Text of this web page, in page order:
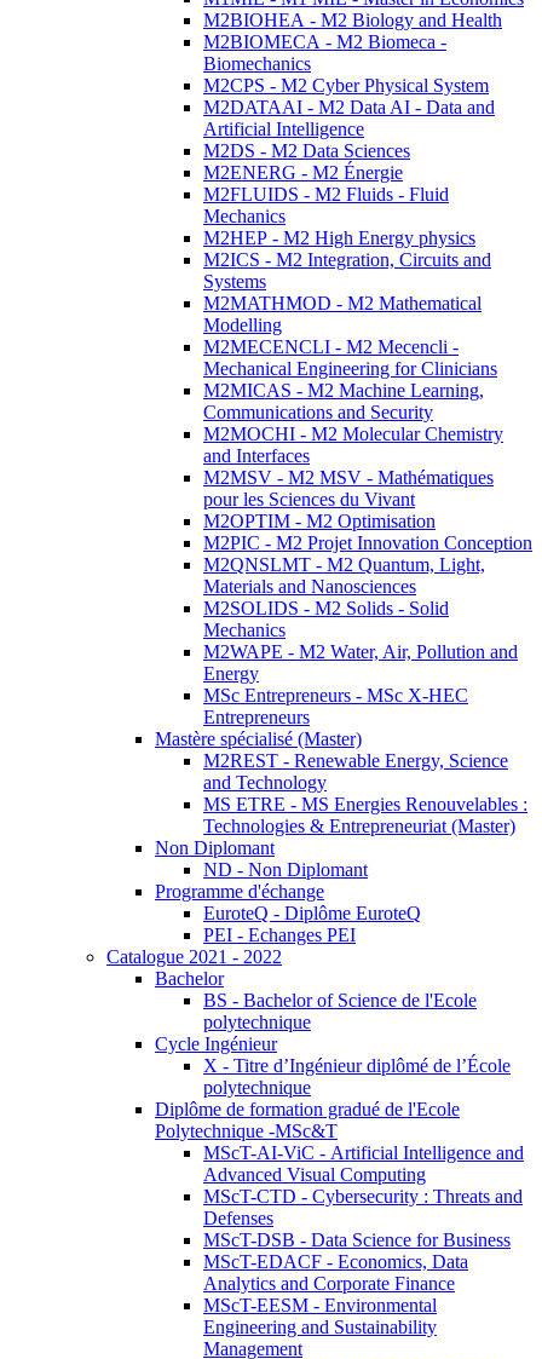
M2BIOHEA - M2 Biology and Health
M2BIOMECA - M2 Biomeca -
Biomechanics
M2CPS - M2 Cyber Physical System
M2DATAAI - M2 Data AI - Data and
Artificial Intelligence
M2DS - M2 Data Sciences
M2ENERG - M2 Énergie
M2FLUIDS - M2 Fluids - Fluid
Mechanics
M2HEP - M2 High Energy physics
M2ICS - M2 Integration, Circuits and
Systems
M2MATHMOD - M2 Mathematical
Modelling
M2MECENCLI - M2 Mecencli -
Mechanical Engineering for Clinicians
M2MICAS - M2 Machine Learning,
Communications and Security
M2MOCHI - M2 Molecular Chemistry
and Interfaces
M2MSV - M2 MSV - Mathématiques
pour les Sciences du Vivant
M2OPTIM - M2 Optimisation
M2PIC - M2 Projet Innovation Conception
M2QNSLMT - M2 Quantum, Light,
Materials and Nanosciences
M2SOLIDS - M2 Solids - Solid
Mechanics
M2WAPE - M2 Water, Air, Pollution and
Energy
MSc Entrepreneurs - MSc X-HEC
Entrepreneurs
Mastère spécialisé (Master)
M2REST - Renewable Energy, Science
and Technology
MS ETRE - MS Energies Renouvelables :
Technologies & Entrepreneuriat (Master)
Non Diplomant
ND - Non Diplomant
Programme d'échange
EuroteQ - Diplôme EuroteQ
PEI - Echanges PEI
Catalogue 2021 - 2022
Bachelor
BS - Bachelor of Science de l'Ecole
polytechnique
Cycle Ingénieur
X - Titre d’Ingénieur diplômé de l’École
polytechnique
Diplôme de formation gradué de l'Ecole
Polytechnique -MSc&T
MScT-AI-ViC - Artificial Intelligence and
Advanced Visual Computing
MScT-CTD - Cybersecurity : Threats and
Defenses
MScT-DSB - Data Science for Business
MScT-EDACF - Economics, Data
Analytics and Corporate Finance
MScT-EESM - Environmental
Engineering and Sustainability
Management